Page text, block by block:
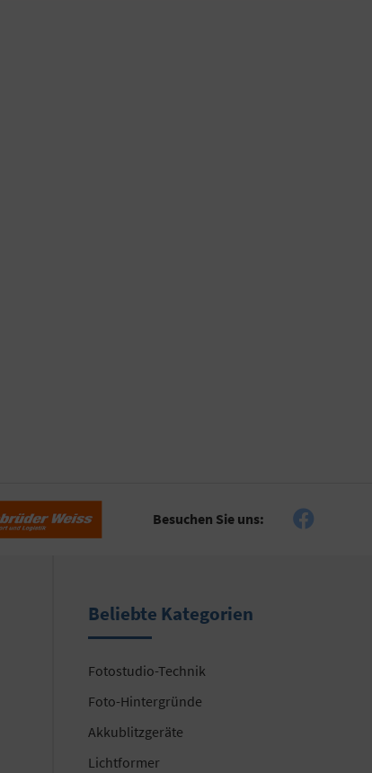
Besuchen Sie uns:
Beliebte Kategorien
Fotostudio-Technik
Foto-Hintergründe
Akkublitzgeräte
Lichtformer